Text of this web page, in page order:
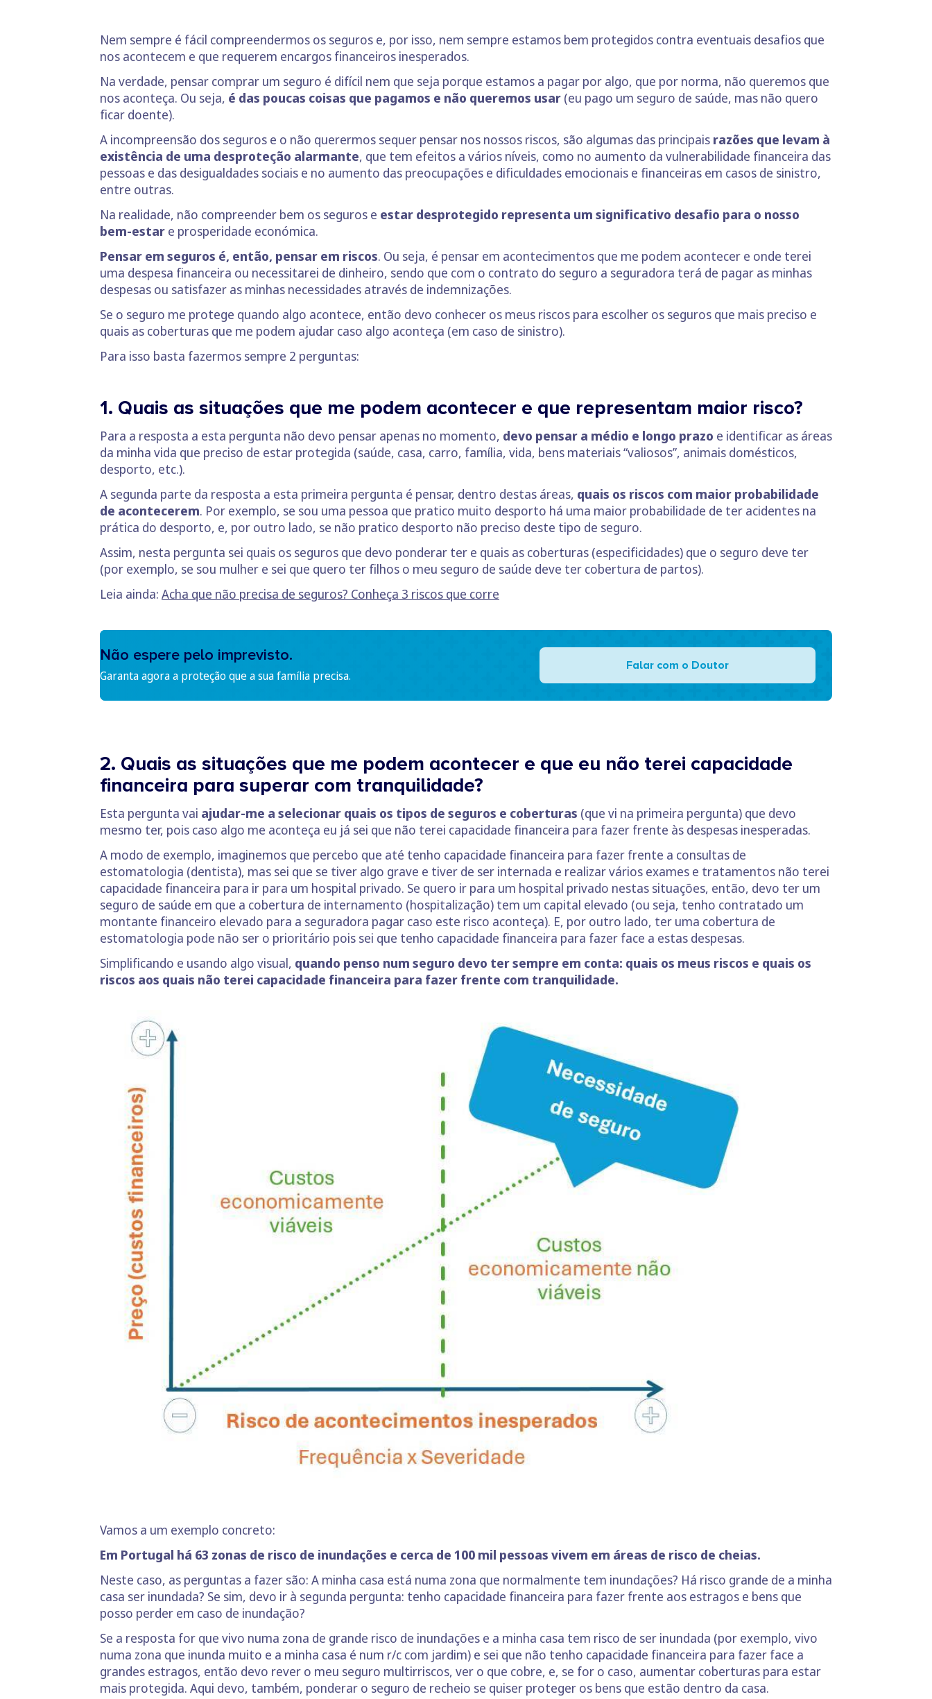
Nem sempre é fácil compreendermos os seguros e, por isso, nem sempre estamos bem protegidos contra eventuais desafios que
nos acontecem e que requerem encargos financeiros inesperados.
Na verdade, pensar comprar um seguro é difícil nem que seja porque estamos a pagar por algo, que por norma, não queremos que
nos aconteça. Ou seja, é das poucas coisas que pagamos e não queremos usar (eu pago um seguro de saúde, mas não quero
ficar doente).
A incompreensão dos seguros e o não querermos sequer pensar nos nossos riscos, são algumas das principais razões que levam à
existência de uma desproteção alarmante, que tem efeitos a vários níveis, como no aumento da vulnerabilidade financeira das
pessoas e das desigualdades sociais e no aumento das preocupações e dificuldades emocionais e financeiras em casos de sinistro,
entre outras.
Na realidade, não compreender bem os seguros e estar desprotegido representa um significativo desafio para o nosso
bem-estar e prosperidade económica.
Pensar em seguros é, então, pensar em riscos. Ou seja, é pensar em acontecimentos que me podem acontecer e onde terei
uma despesa financeira ou necessitarei de dinheiro, sendo que com o contrato do seguro a seguradora terá de pagar as minhas
despesas ou satisfazer as minhas necessidades através de indemnizações.
Se o seguro me protege quando algo acontece, então devo conhecer os meus riscos para escolher os seguros que mais preciso e
quais as coberturas que me podem ajudar caso algo aconteça (em caso de sinistro).
Para isso basta fazermos sempre 2 perguntas:
1. Quais as situações que me podem acontecer e que representam maior risco?
Para a resposta a esta pergunta não devo pensar apenas no momento, devo pensar a médio e longo prazo e identificar as áreas
da minha vida que preciso de estar protegida (saúde, casa, carro, família, vida, bens materiais “valiosos”, animais domésticos,
desporto, etc.).
A segunda parte da resposta a esta primeira pergunta é pensar, dentro destas áreas, quais os riscos com maior probabilidade
de acontecerem. Por exemplo, se sou uma pessoa que pratico muito desporto há uma maior probabilidade de ter acidentes na
prática do desporto, e, por outro lado, se não pratico desporto não preciso deste tipo de seguro.
Assim, nesta pergunta sei quais os seguros que devo ponderar ter e quais as coberturas (especificidades) que o seguro deve ter
(por exemplo, se sou mulher e sei que quero ter filhos o meu seguro de saúde deve ter cobertura de partos).
Leia ainda: Acha que não precisa de seguros? Conheça 3 riscos que corre
Não espere pelo imprevisto.
Garanta agora a proteção que a sua família precisa.
Falar com o Doutor
2. Quais as situações que me podem acontecer e que eu não terei capacidade
financeira para superar com tranquilidade?
Esta pergunta vai ajudar-me a selecionar quais os tipos de seguros e coberturas (que vi na primeira pergunta) que devo
mesmo ter, pois caso algo me aconteça eu já sei que não terei capacidade financeira para fazer frente às despesas inesperadas.
A modo de exemplo, imaginemos que percebo que até tenho capacidade financeira para fazer frente a consultas de
estomatologia (dentista), mas sei que se tiver algo grave e tiver de ser internada e realizar vários exames e tratamentos não terei
capacidade financeira para ir para um hospital privado. Se quero ir para um hospital privado nestas situações, então, devo ter um
seguro de saúde em que a cobertura de internamento (hospitalização) tem um capital elevado (ou seja, tenho contratado um
montante financeiro elevado para a seguradora pagar caso este risco aconteça). E, por outro lado, ter uma cobertura de
estomatologia pode não ser o prioritário pois sei que tenho capacidade financeira para fazer face a estas despesas.
Simplificando e usando algo visual, quando penso num seguro devo ter sempre em conta: quais os meus riscos e quais os
riscos aos quais não terei capacidade financeira para fazer frente com tranquilidade.
Vamos a um exemplo concreto:
Em Portugal há 63 zonas de risco de inundações e cerca de 100 mil pessoas vivem em áreas de risco de cheias.
Neste caso, as perguntas a fazer são: A minha casa está numa zona que normalmente tem inundações? Há risco grande de a minha
casa ser inundada? Se sim, devo ir à segunda pergunta: tenho capacidade financeira para fazer frente aos estragos e bens que
posso perder em caso de inundação?
Se a resposta for que vivo numa zona de grande risco de inundações e a minha casa tem risco de ser inundada (por exemplo, vivo
numa zona que inunda muito e a minha casa é num r/c com jardim) e sei que não tenho capacidade financeira para fazer face a
grandes estragos, então devo rever o meu seguro multirriscos, ver o que cobre, e, se for o caso, aumentar coberturas para estar
mais protegida. Aqui devo, também, ponderar o seguro de recheio se quiser proteger os bens que estão dentro da casa.